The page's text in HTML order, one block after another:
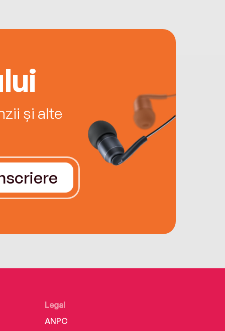
și alte
Legal
ANPC